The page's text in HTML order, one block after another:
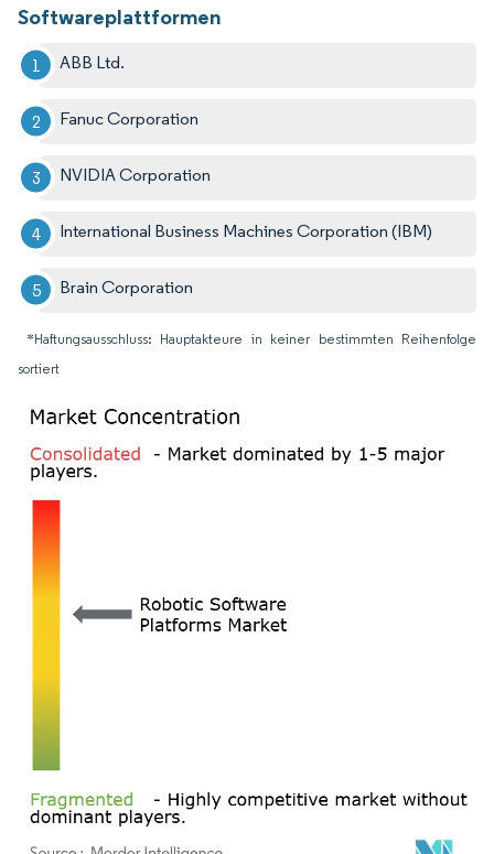
Softwareplattformen
ABB Ltd.
Fanuc Corporation
NVIDIA Corporation
International Business Machines Corporation (IBM)
Brain Corporation
*Haftungsausschluss: Hauptakteure in keiner bestimmten Reihenfolge
sortiert